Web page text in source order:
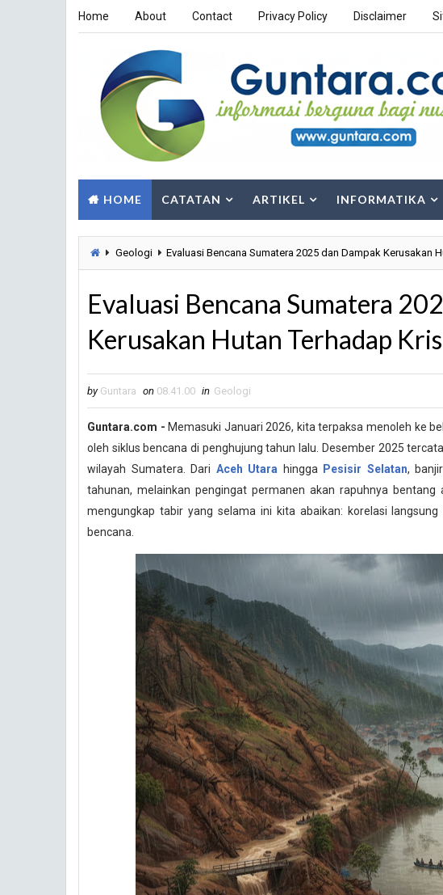
Home About Contact Privacy Policy Disclaimer
HOME CATATAN ARTIKEL INFORMATIKA
Geologi Evaluasi Bencana Sumatera 2025 dan Dampak Kerusakan
Evaluasi Bencana Sumatera
Kerusakan Hutan Terhadap
by Guntara on 08.41.00 in Geologi
Guntara.com - Memasuki Januari 2026, kita terpaksa menoleh ke
oleh siklus bencana di penghujung tahun lalu. Desember 2025
wilayah Sumatera. Dari Aceh Utara hingga Pesisir Selatan,
tahunan, melainkan pengingat permanen akan rapuhnya
mengungkap tabir yang selama ini kita abaikan: korelasi
bencana.